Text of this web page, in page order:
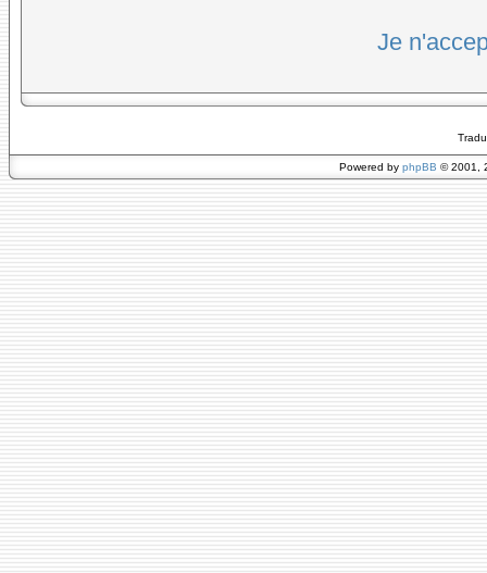
Je
Powered by phpBB © 2001,